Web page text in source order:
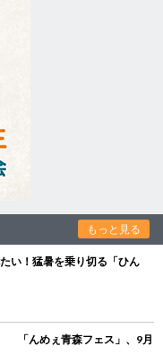
もっと見る
い！猛暑を乗り切る「ひん
「んめぇ青森フェス」、9月